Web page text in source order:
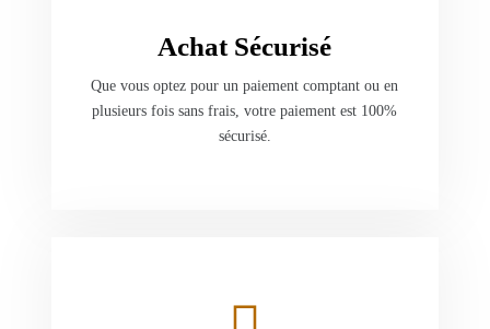
Achat Sécurisé
Que vous optez pour un paiement comptant ou en
plusieurs fois sans frais, votre paiement est 100%
sécurisé.